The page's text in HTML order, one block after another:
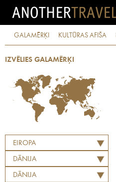
GALAMĒRĶI KULTŪRAS AFIŠA
IZVĒLIES GALAMĒRĶI
EIROPA
DĀNIJA
DĀNIJA